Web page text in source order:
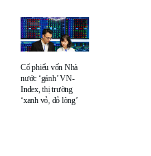
Cổ phiếu vốn Nhà
nước ‘gánh’ VN-
Index, thị trường
‘xanh vỏ, đỏ lòng’